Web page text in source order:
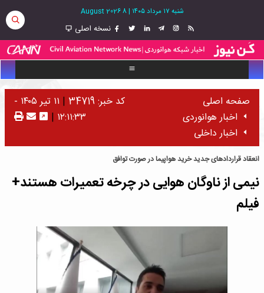
شنبه ۱۷ مرداد ۱۴۰۵ |
8 August 2026
نسخه اصلی
صفحه اصلی
اخبار هوانوردی
اخبار داخلی
کد خبر: 34719 |
۱۱ تیر ۱۴۰۵ -
۱۲:۱۱:۳۳ |
انعقاد قراردادهای جدید خرید هواپیما در صورت توافق
نیمی از ناوگان هوایی در چرخه تعمیرات هستند+
فیلم